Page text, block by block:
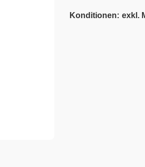
Konditionen: exkl.